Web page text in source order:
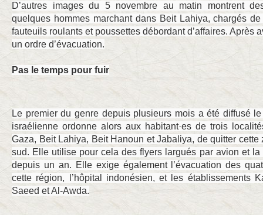
D’autres images du 5 novembre au matin montrent
quelques hommes marchant dans Beit Lahiya, chargés
fauteuils roulants et poussettes débordant d’affaires. Après
un ordre d’évacuation.
Pas le temps pour fuir
Le premier du genre depuis plusieurs mois a été diffusé le
israélienne ordonne alors aux habitant·es de trois
Gaza, Beit Lahiya, Beit Hanoun et Jabaliya, de quitter
sud. Elle utilise pour cela des flyers largués par avion et
depuis un an. Elle exige également l’évacuation des
cette région, l’hôpital indonésien, et les établissements
Saeed et Al-Awda.